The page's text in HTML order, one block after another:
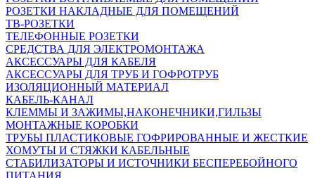
РОЗЕТКИ НАКЛАДНЫЕ ДЛЯ ПОМЕЩЕНИЙ
ТВ-РОЗЕТКИ
ТЕЛЕФОННЫЕ РОЗЕТКИ
СРЕДСТВА ДЛЯ ЭЛЕКТРОМОНТАЖА
АКСЕССУАРЫ ДЛЯ КАБЕЛЯ
АКСЕССУАРЫ ДЛЯ ТРУБ И ГОФРОТРУБ
ИЗОЛЯЦИОННЫЙ МАТЕРИАЛ
КАБЕЛЬ-КАНАЛ
КЛЕММЫ И ЗАЖИМЫ,НАКОНЕЧНИКИ,ГИЛЬЗЫ
МОНТАЖНЫЕ КОРОБКИ
ТРУБЫ ПЛАСТИКОВЫЕ ГОФРИРОВАННЫЕ И ЖЕСТКИЕ
ХОМУТЫ И СТЯЖКИ КАБЕЛЬНЫЕ
СТАБИЛИЗАТОРЫ И ИСТОЧНИКИ БЕСПЕРЕБОЙНОГО
ПИТАНИЯ